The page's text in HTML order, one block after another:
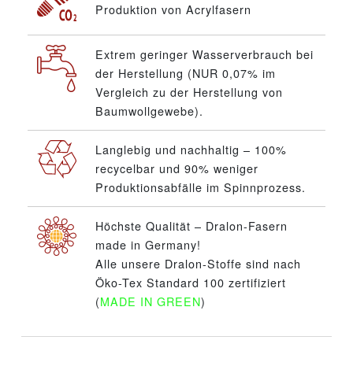
Produktion von Acrylfasern
Extrem geringer Wasserverbrauch bei
der Herstellung (NUR 0,07% im
Vergleich zu der Herstellung von
Baumwollgewebe).
Langlebig und nachhaltig – 100%
recycelbar und 90% weniger
Produktionsabfälle im Spinnprozess.
Höchste Qualität – Dralon-Fasern
made in Germany!
Alle unsere Dralon-Stoffe sind nach
Öko-Tex Standard 100 zertifiziert
(MADE IN GREEN)